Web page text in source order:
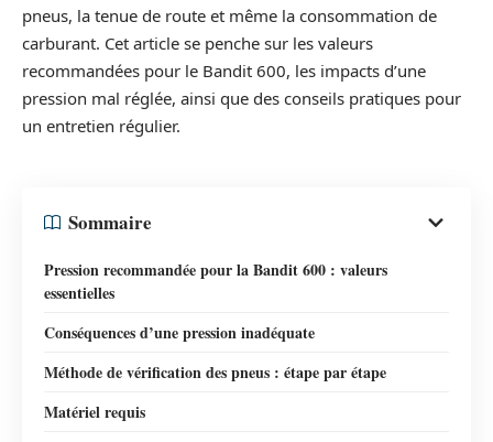
pneus, la tenue de route et même la consommation de
carburant. Cet article se penche sur les valeurs
recommandées pour le Bandit 600, les impacts d’une
pression mal réglée, ainsi que des conseils pratiques pour
un entretien régulier.
Sommaire
Pression recommandée pour la Bandit 600 : valeurs
essentielles
Conséquences d’une pression inadéquate
Méthode de vérification des pneus : étape par étape
Matériel requis